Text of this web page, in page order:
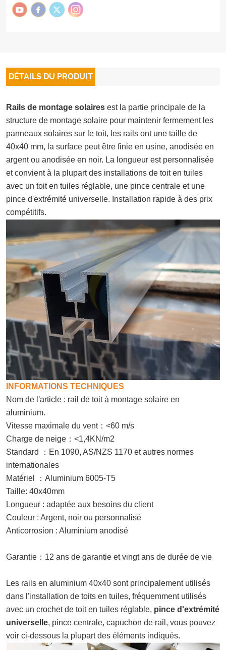
DÉTAILS DU PRODUIT
Rails de montage solaires est la partie principale de la
structure de montage solaire pour maintenir fermement les
panneaux solaires sur le toit, les rails ont une taille de
40x40 mm, la surface peut être finie en usine, anodisée en
argent ou anodisée en noir. La longueur est personnalisée
et convient à la plupart des installations de toit en tuiles
avec un toit en tuiles réglable, une pince centrale et une
pince d'extrémité universelle. Installation rapide à des prix
compétitifs.
INFORMATIONS TECHNIQUES
Nom de l'article : rail de toit à montage solaire en
aluminium.
Vitesse maximale du vent： <60 m/s
Charge de neige ： <1,4KN/m2
Standard
： En 1090, AS/NZS 1170 et autres normes
internationales
Matériel
： Aluminium 6005-T5
Taille: 40x40mm
Longueur : adaptée aux besoins du client
Couleur : Argent, noir ou personnalisé
Anticorrosion : Aluminium anodisé
Garantie ： 12 ans de garantie et vingt ans de durée de vie
Les rails en aluminium 40x40 sont principalement utilisés
dans l'installation de toits en tuiles, fréquemment utilisés
avec un crochet de toit en tuiles réglable, pince d'extrémité
universelle, pince centrale, capuchon de rail, vous pouvez
voir ci-dessous la plupart des éléments indiqués.